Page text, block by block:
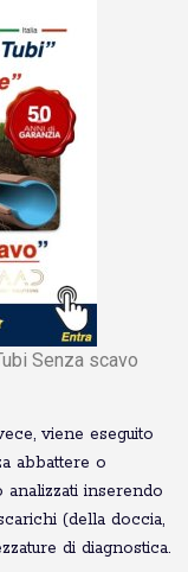
Senza scavo
viene eseguito
abbattere o
inserendo
(della doccia,
di diagnostica.